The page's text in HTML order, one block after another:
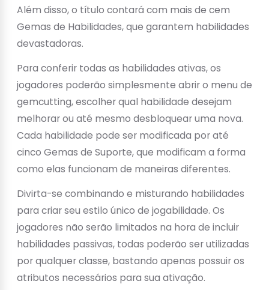
Além disso, o título contará com mais de cem
Gemas de Habilidades, que garantem habilidades
devastadoras.
Para conferir todas as habilidades ativas, os
jogadores poderão simplesmente abrir o menu de
gemcutting, escolher qual habilidade desejam
melhorar ou até mesmo desbloquear uma nova.
Cada habilidade pode ser modificada por até
cinco Gemas de Suporte, que modificam a forma
como elas funcionam de maneiras diferentes.
Divirta-se combinando e misturando habilidades
para criar seu estilo único de jogabilidade. Os
jogadores não serão limitados na hora de incluir
habilidades passivas, todas poderão ser utilizadas
por qualquer classe, bastando apenas possuir os
atributos necessários para sua ativação.